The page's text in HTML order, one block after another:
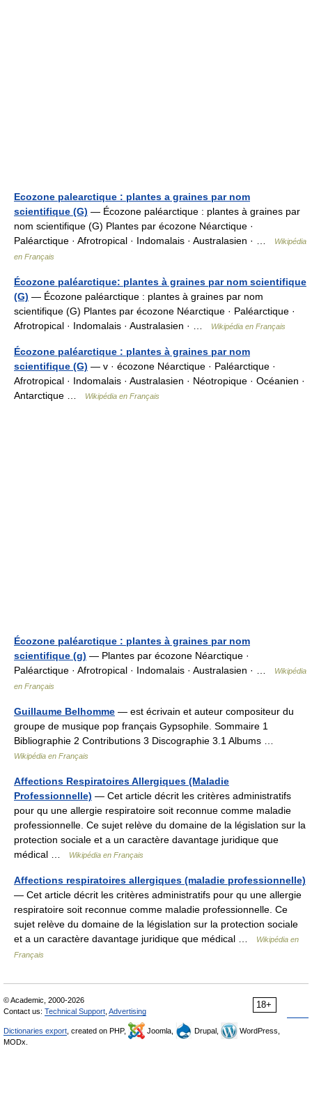
Ecozone palearctique : plantes a graines par nom
scientifique (G) — Écozone paléarctique : plantes à graines par
nom scientifique (G) Plantes par écozone Néarctique ·
Paléarctique · Afrotropical · Indomalais · Australasien · …
Wikipédia
en Français
Écozone paléarctique: plantes à graines par nom scientifique
(G) — Écozone paléarctique : plantes à graines par nom
scientifique (G) Plantes par écozone Néarctique · Paléarctique ·
Afrotropical · Indomalais · Australasien · …
Wikipédia en Français
Écozone paléarctique : plantes à graines par nom
scientifique (G) — v · écozone Néarctique · Paléarctique ·
Afrotropical · Indomalais · Australasien · Néotropique · Océanien ·
Antarctique …
Wikipédia en Français
Écozone paléarctique : plantes à graines par nom
scientifique (g) — Plantes par écozone Néarctique ·
Paléarctique · Afrotropical · Indomalais · Australasien · …
Wikipédia
en Français
Guillaume Belhomme — est écrivain et auteur compositeur du
groupe de musique pop français Gypsophile. Sommaire 1
Bibliographie 2 Contributions 3 Discographie 3.1 Albums …
Wikipédia en Français
Affections Respiratoires Allergiques (Maladie
Professionnelle) — Cet article décrit les critères administratifs
pour qu une allergie respiratoire soit reconnue comme maladie
professionnelle. Ce sujet relève du domaine de la législation sur la
protection sociale et a un caractère davantage juridique que
médical …
Wikipédia en Français
Affections respiratoires allergiques (maladie professionnelle)
— Cet article décrit les critères administratifs pour qu une allergie
respiratoire soit reconnue comme maladie professionnelle. Ce
sujet relève du domaine de la législation sur la protection sociale
et a un caractère davantage juridique que médical …
Wikipédia en
Français
18+
© Academic, 2000-2026
Contact us: Technical Support Advertising
Dictionaries export , created on PHP, Joomla, Drupal,
WordPress,
MODx.